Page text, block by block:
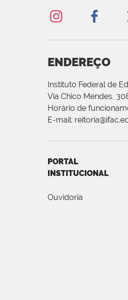
ENDEREÇO
Instituto Federal de
Via Chico Mendes,
Horário de
E-mail:
PORTAL
INSTITUCIONAL
Ouvidoria